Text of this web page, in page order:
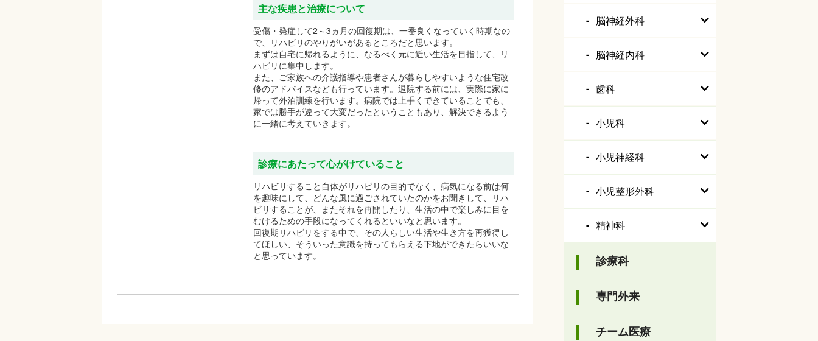
主な疾患と治療について
受傷・発症して2～3ヵ月の回復期は、一番良くなっていく時期なの
で、リハビリのやりがいがあるところだと思います。
まずは自宅に帰れるように、なるべく元に近い生活を目指して、リ
ハビリに集中します。
また、ご家族への介護指導や患者さんが暮らしやすいような住宅改
修のアドバイスなども行っています。退院する前には、実際に家に
帰って外泊訓練を行います。病院では上手くできていることでも、
家では勝手が違って大変だったということもあり、解決できるよう
に一緒に考えていきます。
診療にあたって心がけていること
リハビリすること自体がリハビリの目的でなく、病気になる前は何
を趣味にして、どんな風に過ごされていたのかをお聞きして、リハ
ビリすることが、またそれを再開したり、生活の中で楽しみに目を
むけるための手段になってくれるといいなと思います。
回復期リハビリをする中で、その人らしい生活や生き方を再獲得し
てほしい、そういった意識を持ってもらえる下地ができたらいいな
と思っています。
脳神経外科
脳神経内科
歯科
小児科
小児神経科
小児整形外科
精神科
診療科
専門外来
チーム医療